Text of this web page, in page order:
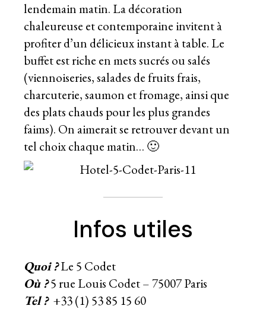
lendemain matin. La décoration
chaleureuse et contemporaine invitent à
profiter d’un délicieux instant à table. Le
buffet est riche en mets sucrés ou salés
(viennoiseries, salades de fruits frais,
charcuterie, saumon et fromage, ainsi que
des plats chauds pour les plus grandes
faims). On aimerait se retrouver devant un
tel choix chaque matin… 🙂
Infos utiles
Quoi ?Le 5 Codet
Où ?5 rue Louis Codet – 75007 Paris
Tel ?+33 (1) 53 85 15 60